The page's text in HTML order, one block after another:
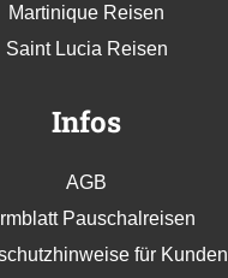
Martinique Reisen
Saint Lucia Reisen
Infos
AGB
Pauschalreisen
für Kunden